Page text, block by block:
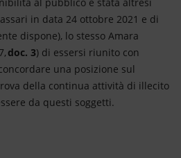
in data 24 ottobre 2021 e di
dispone), lo stesso Amara
doc. 3) di essersi riunito con
una posizione sul
della continua attività di illecito
da questi soggetti.